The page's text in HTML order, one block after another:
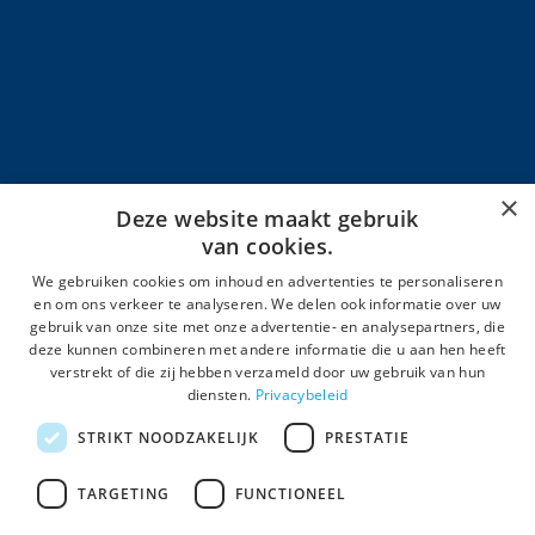
Algemene voorwaarden
Privacyverklaring
Nieuwsbrief
×
Deze website maakt gebruik
van cookies.
We gebruiken cookies om inhoud en advertenties te personaliseren
en om ons verkeer te analyseren. We delen ook informatie over uw
gebruik van onze site met onze advertentie- en analysepartners, die
deze kunnen combineren met andere informatie die u aan hen heeft
verstrekt of die zij hebben verzameld door uw gebruik van hun
diensten. Privacybeleid
STRIKT NOODZAKELIJK PRESTATIE
TARGETING FUNCTIONEEL